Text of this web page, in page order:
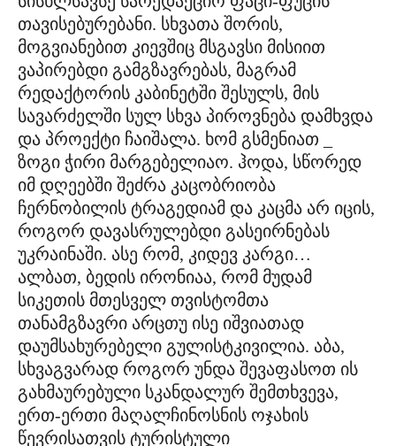
თავისებურებანი. სხვათა შორის,
მოგვიანებით კიევშიც მსგავსი მისიით
ვაპირებდი გამგზავრებას, მაგრამ
რედაქტორის კაბინეტში შესულს, მის
სავარძელში სულ სხვა პიროვნება დამხვდა
და პროექტი ჩაიშალა. ხომ გსმენიათ _
ზოგი ჭირი მარგებელიაო. ჰოდა, სწორედ
იმ დღეებში შეძრა კაცობრიობა
ჩერნობილის ტრაგედიამ და კაცმა არ იცის,
როგორ დავასრულებდი გასეირნებას
უკრაინაში. ასე რომ, კიდევ კარგი…
ალბათ, ბედის ირონიაა, რომ მუდამ
სიკეთის მთესველ თვისტომთა
თანამგზავრი არცთუ ისე იშვიათად
დაუმსახურებელი გულისტკივილია. აბა,
სხვაგვარად როგორ უნდა შევაფასოთ ის
გახმაურებული სკანდალურ შემთხვევა,
ერთ-ერთი მაღალჩინოსნის ოჯახის
წევრისათვის ტურისტული